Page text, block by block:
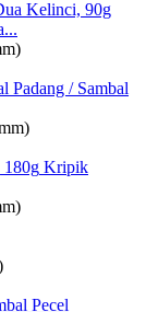
Padang / Sambal
Kripik
Pecel